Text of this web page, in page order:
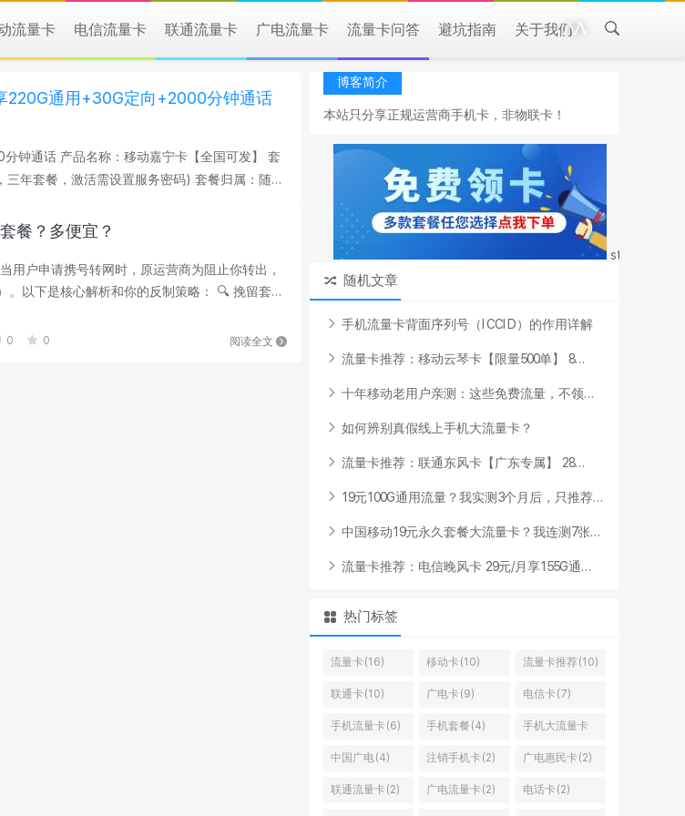
流量卡 电信流量卡 联通流量卡 广电流量卡 流量卡问答 避坑指南 关于我们
220G通用+30G定向+2000分钟通话
国可发】 套
年套餐，激活需设置服务密码) 套餐归属：随
餐？多便宜？
以下是核心解析和你的反制策略： 🔍 ‌挽留套餐
阅读全文
0 0
博客简介
本站只分享正规运营商手机卡，非物联卡！
随机文章
手机流量卡背面序列号 （ CC D） 的作用详解
流量卡推荐 ： 移动云琴卡 【 限量500单】 8...
十年移动老用 户亲测 ： 这些免费流量 ， 不领...
如何辨别真假线 上手机大流量卡 ？
流量卡推荐 ： 联通东风卡 【 广东专属】 28...
19元100G通 用流量 ？我实测 3个 月 后 ， 只推荐...
中 国移动19元永久 套餐大流量卡 ？我连测 7张...
流量卡推荐 ： 电信晚风卡 29元/月享1 55G通...
热门标签
流量卡(16) 移动卡(10) 流量卡推荐(10)
联通卡(10) 广电卡(9) 电信卡(7)
手机流量卡(6) 手机套餐(4) 手机大流量卡
(4)
中国广电(4) 注销手机卡(2) 广电惠民卡(2)
联通流量卡(2) 广电流量卡(2) 电话卡(2)